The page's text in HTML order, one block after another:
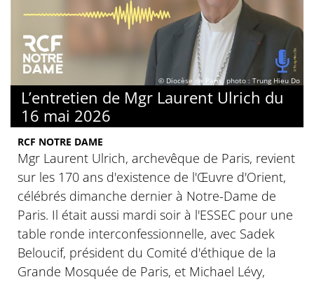
© Diocèse de Paris, photo : Trung Hieu Do
L’entretien de Mgr Laurent Ulrich du
16 mai 2026
RCF NOTRE DAME
Mgr Laurent Ulrich, archevêque de Paris, revient
sur les 170 ans d'existence de l'Œuvre d'Orient,
célébrés dimanche dernier à Notre-Dame de
Paris. Il était aussi mardi soir à l'ESSEC pour une
table ronde interconfessionnelle, avec Sadek
Beloucif, président du Comité d'éthique de la
Grande Mosquée de Paris, et Michael Lévy,